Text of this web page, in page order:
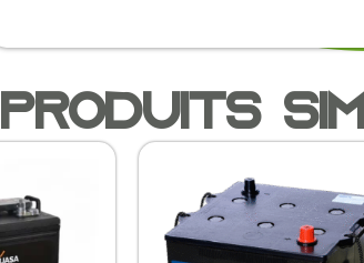
Produits